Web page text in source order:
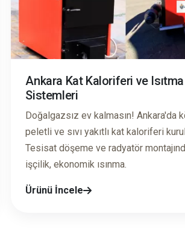
Ankara Kat Kaloriferi ve Isıtma
Sistemleri
Doğalgazsız ev kalmasın! Ankara'da
peletli ve sıvı yakıtlı kat kaloriferi
Tesisat döşeme ve radyatör
işçilik, ekonomik ısınma.
Ürünü İncele